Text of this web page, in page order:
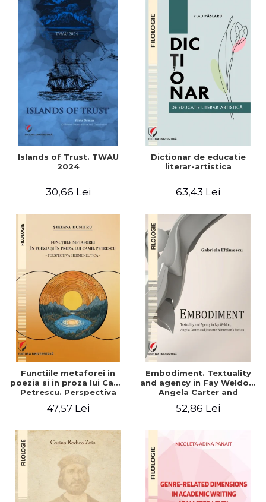
Islands of Trust. TWAU
2024
30,66 Lei
Dictionar de educatie
literar-artistica
63,43 Lei
Functiile metaforei in
poezia si in proza lui Camil
Petrescu. Perspectiva
47,57 Lei
Embodiment. Textuality
and agency in Fay Weldon,
Angela Carter and
fiction
52,86 Lei